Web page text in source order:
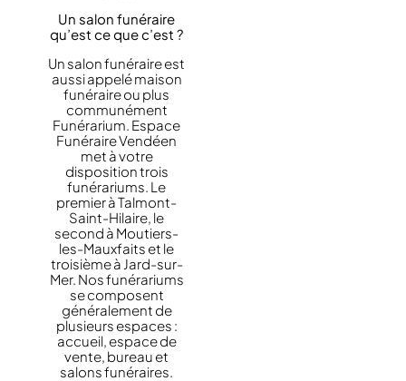
Un salon funéraire
qu’est ce que c’est ?
Un salon funéraire est
aussi appelé maison
funéraire ou plus
communément
Funérarium. Espace
Funéraire Vendéen
met à votre
disposition trois
funérariums. Le
premier à Talmont-
Saint-Hilaire, le
second à Moutiers-
les-Mauxfaits et le
troisième à Jard-sur-
Mer. Nos funérariums
se composent
généralement de
plusieurs espaces :
accueil, espace de
vente, bureau et
salons funéraires.